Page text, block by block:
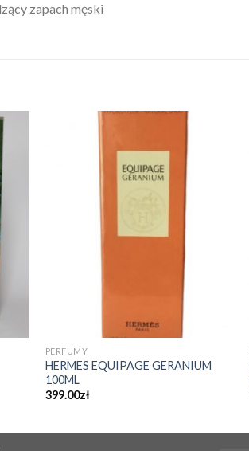
zapach męski
PERFUMY
HERMES EQUIPAGE GERANIUM
100ML
399.00zł